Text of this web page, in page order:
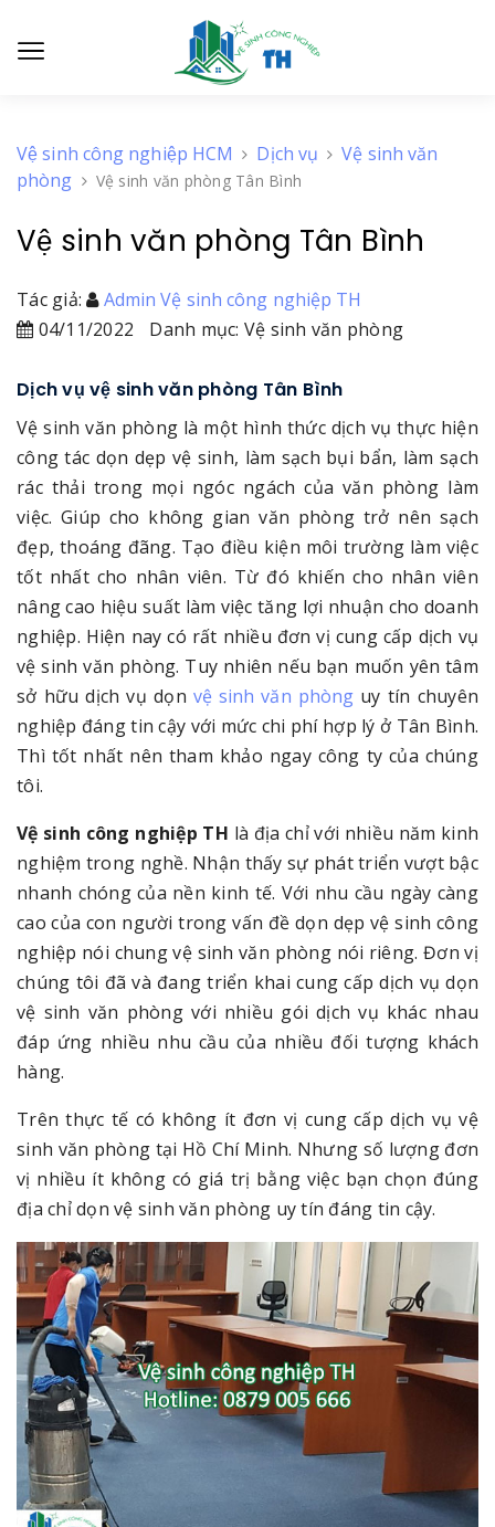
Vệ sinh công nghiệp HCM Dịch vụ
Vệ sinh văn
phòng
Vệ sinh văn phòng Tân Bình
Vệ sinh văn phòng Tân Bình
Tác giả:
Admin Vệ sinh công nghiệp TH
04/11/2022
Danh mục: Vệ sinh văn phòng
Dịch vụ vệ sinh văn phòng Tân Bình
Vệ sinh văn phòng là một hình thức dịch vụ thực hiện
công tác dọn dẹp vệ sinh, làm sạch bụi bẩn, làm sạch
rác thải trong mọi ngóc ngách của văn phòng làm
việc. Giúp cho không gian văn phòng trở nên sạch
đẹp, thoáng đãng. Tạo điều kiện môi trường làm việc
tốt nhất cho nhân viên. Từ đó khiến cho nhân viên
nâng cao hiệu suất làm việc tăng lợi nhuận cho doanh
nghiệp. Hiện nay có rất nhiều đơn vị cung cấp dịch vụ
vệ sinh văn phòng. Tuy nhiên nếu bạn muốn yên tâm
sở hữu dịch vụ dọn vệ sinh văn phòng uy tín chuyên
nghiệp đáng tin cậy với mức chi phí hợp lý ở Tân Bình.
Thì tốt nhất nên tham khảo ngay công ty của chúng
tôi.
Vệ sinh công nghiệp TH là địa chỉ với nhiều năm kinh
nghiệm trong nghề. Nhận thấy sự phát triển vượt bậc
nhanh chóng của nền kinh tế. Với nhu cầu ngày càng
cao của con người trong vấn đề dọn dẹp vệ sinh công
nghiệp nói chung vệ sinh văn phòng nói riêng. Đơn vị
chúng tôi đã và đang triển khai cung cấp dịch vụ dọn
vệ sinh văn phòng với nhiều gói dịch vụ khác nhau
đáp ứng nhiều nhu cầu của nhiều đối tượng khách
hàng.
Trên thực tế có không ít đơn vị cung cấp dịch vụ vệ
sinh văn phòng tại Hồ Chí Minh. Nhưng số lượng đơn
vị nhiều ít không có giá trị bằng việc bạn chọn đúng
địa chỉ dọn vệ sinh văn phòng uy tín đáng tin cậy.